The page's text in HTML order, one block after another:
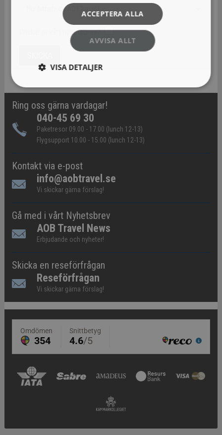
Önskar ni vårt nyhetsbrev?
Ring oss gärna vardagar!
040-45 69 30
Paketresor 09.00 - 17.00 (lunch 12-13)
Flygsupport 10.00 - 15.00 (lunch 12-13)
Kontakt via e-post
info@aobtravel.se
Vi skickar gärna förslag!
Gå med i vårt Nyhetsbrev
AOB Travel News
Erbjudande och nyheter!
Skicka en reseförfrågan
Reseförfrågan
Vi skickar gärna förslag!
ACCEPTERA ALLA
AVVISA ALLT
VISA DETALJER